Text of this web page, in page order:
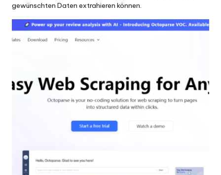
gewünschten Daten extrahieren können.